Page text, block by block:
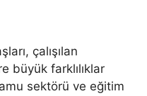
çalışılan
büyük farklılıklar
sektörü ve eğitim